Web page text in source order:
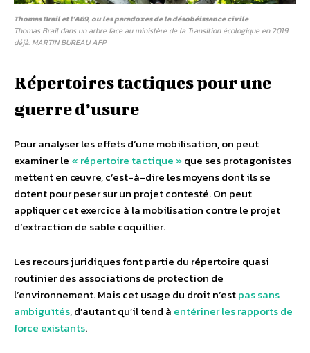
Thomas Brail et l’A69, ou les paradoxes de la désobéissance civile
Thomas Brail dans un arbre face au ministère de la Transition écologique en 2019
déjà. MARTIN BUREAU AFP
Répertoires tactiques pour une
guerre d’usure
Pour analyser les effets d’une mobilisation, on peut
examiner le « répertoire tactique »que ses protagonistes
mettent en œuvre, c’est-à-dire les moyens dont ils se
dotent pour peser sur un projet contesté. On peut
appliquer cet exercice à la mobilisation contre le projet
d’extraction de sable coquillier.
Les recours juridiques font partie du répertoire quasi
routinier des associations de protection de
l’environnement. Mais cet usage du droit n’estpas sans
ambiguïtés, d’autant qu’il tend à entériner les rapports de
force existants.